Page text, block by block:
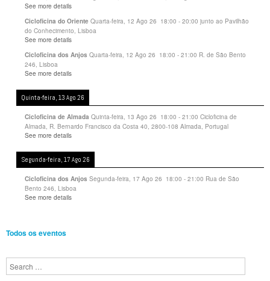
See more details
Cicloficina do Oriente Quarta-feira, 12 Ago 26 18:00 - 20:00 junto ao Pavilhão
do Conhecimento, Lisboa
See more details
Cicloficina dos Anjos Quarta-feira, 12 Ago 26 18:00 - 21:00 R. de São Bento
246, Lisboa
See more details
Quinta-feira, 13 Ago 26
Cicloficina de Almada Quinta-feira, 13 Ago 26 18:00 - 21:00 Cicloficina de
Almada, R. Bernardo Francisco da Costa 40, 2800-108 Almada, Portugal
See more details
Segunda-feira, 17 Ago 26
Cicloficina dos Anjos Segunda-feira, 17 Ago 26 18:00 - 21:00 Rua de São
Bento 246, Lisboa
See more details
Todos os eventos
Search